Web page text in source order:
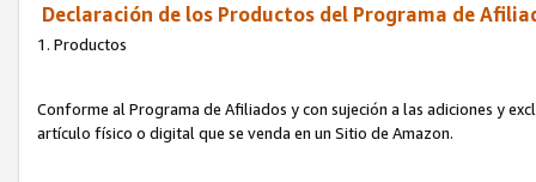
Declaración de los Productos del Programa de
1. Productos
Conforme al Programa de Afiliados y con sujeción a las adiciones y
artículo físico o digital que se venda en un Sitio de Amazon.